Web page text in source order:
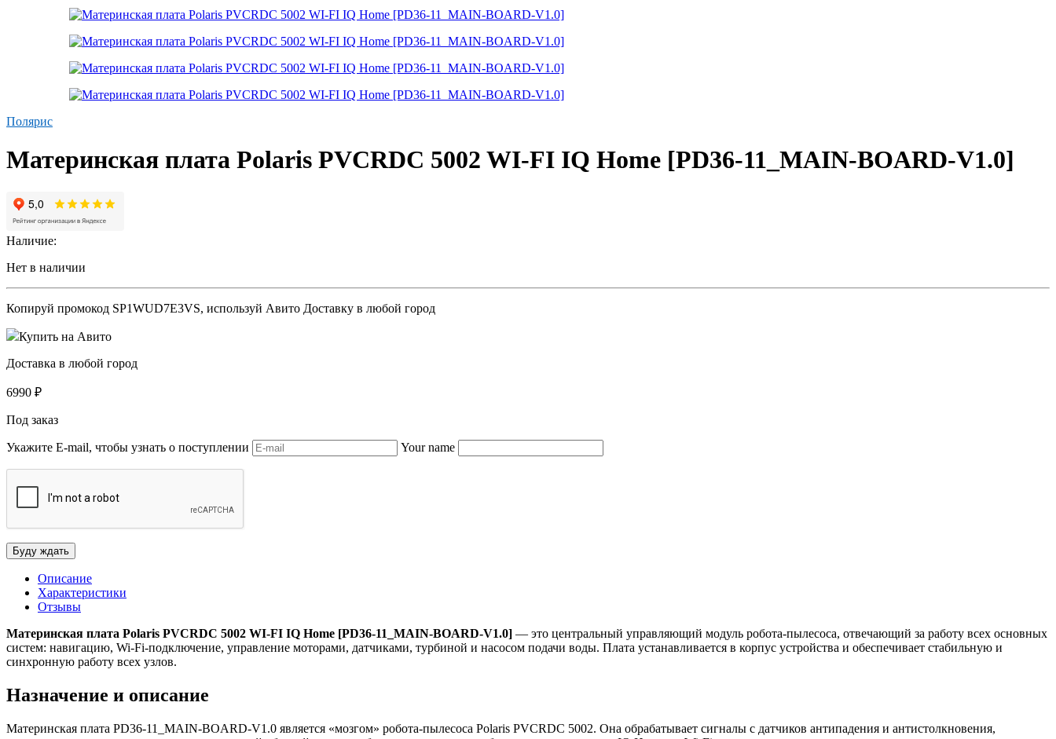
Полярис
Материнская плата Polaris PVCRDC 5002 WI-FI IQ Home [PD36-11_MAIN-BOARD-V1.0]
Наличие:
Нет в наличии
Копируй промокод SP1WUD7E3VS, используй Авито Доставку в любой город
Купить на Авито
Доставка в любой город
6990 ₽
Под заказ
Укажите E-mail, чтобы узнать о поступлении Your name
Описание
Характеристики
Отзывы
Материнская плата Polaris PVCRDC 5002 WI-FI IQ Home [PD36-11_MAIN-BOARD-V1.0] — это центральный управляющий модуль робота-пылесоса, отвечающий за работу всех основных
систем: навигацию, Wi-Fi-подключение, управление моторами, датчиками, турбиной и насосом подачи воды. Плата устанавливается в корпус устройства и обеспечивает стабильную и
синхронную работу всех узлов.
Назначение и описание
Материнская плата PD36-11_MAIN-BOARD-V1.0 является «мозгом» робота-пылесоса Polaris PVCRDC 5002. Она обрабатывает сигналы с датчиков антипадения и антистолкновения,